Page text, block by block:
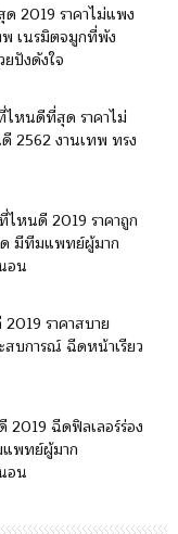
2019 ราคาไม่แพง
เนรมิตจมูกที่พัง
ปังดังใจ
ไหนดีที่สุด ราคาไม่
2562 งานเทพ ทรง
ไหนดี 2019 ราคาถูก
มีทีมแพทย์ผู้มาก
อน
ราคาสบาย
บการณ์ ฉีดหน้าเรียว
ฉีดฟิลเลอร์ร่อง
แพทย์ผู้มาก
อน